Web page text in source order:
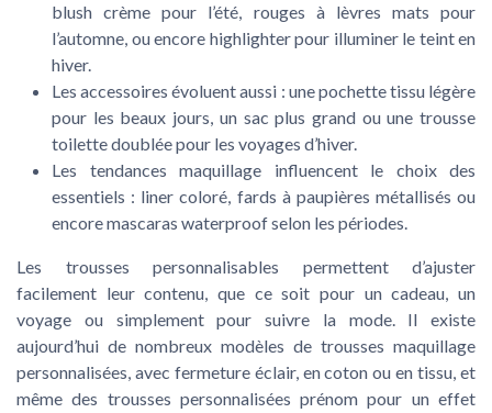
blush crème pour l’été, rouges à lèvres mats pour
l’automne, ou encore highlighter pour illuminer le teint en
hiver.
Les accessoires évoluent aussi : une pochette tissu légère
pour les beaux jours, un sac plus grand ou une trousse
toilette doublée pour les voyages d’hiver.
Les tendances maquillage influencent le choix des
essentiels : liner coloré, fards à paupières métallisés ou
encore mascaras waterproof selon les périodes.
Les trousses personnalisables permettent d’ajuster
facilement leur contenu, que ce soit pour un cadeau, un
voyage ou simplement pour suivre la mode. Il existe
aujourd’hui de nombreux modèles de trousses maquillage
personnalisées, avec fermeture éclair, en coton ou en tissu, et
même des trousses personnalisées prénom pour un effet